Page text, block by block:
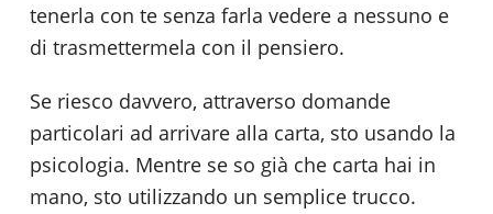
tenerla con te senza farla vedere a nessuno e
di trasmettermela con il pensiero.
Se riesco davvero, attraverso domande
particolari ad arrivare alla carta, sto usando la
psicologia. Mentre se so già che carta hai in
mano, sto utilizzando un semplice trucco.